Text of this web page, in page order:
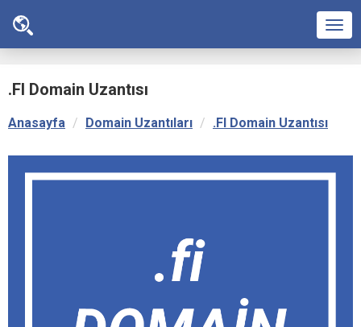
.FI Domain Uzantısı
Anasayfa Domain Uzantıları .FI Domain Uzantısı